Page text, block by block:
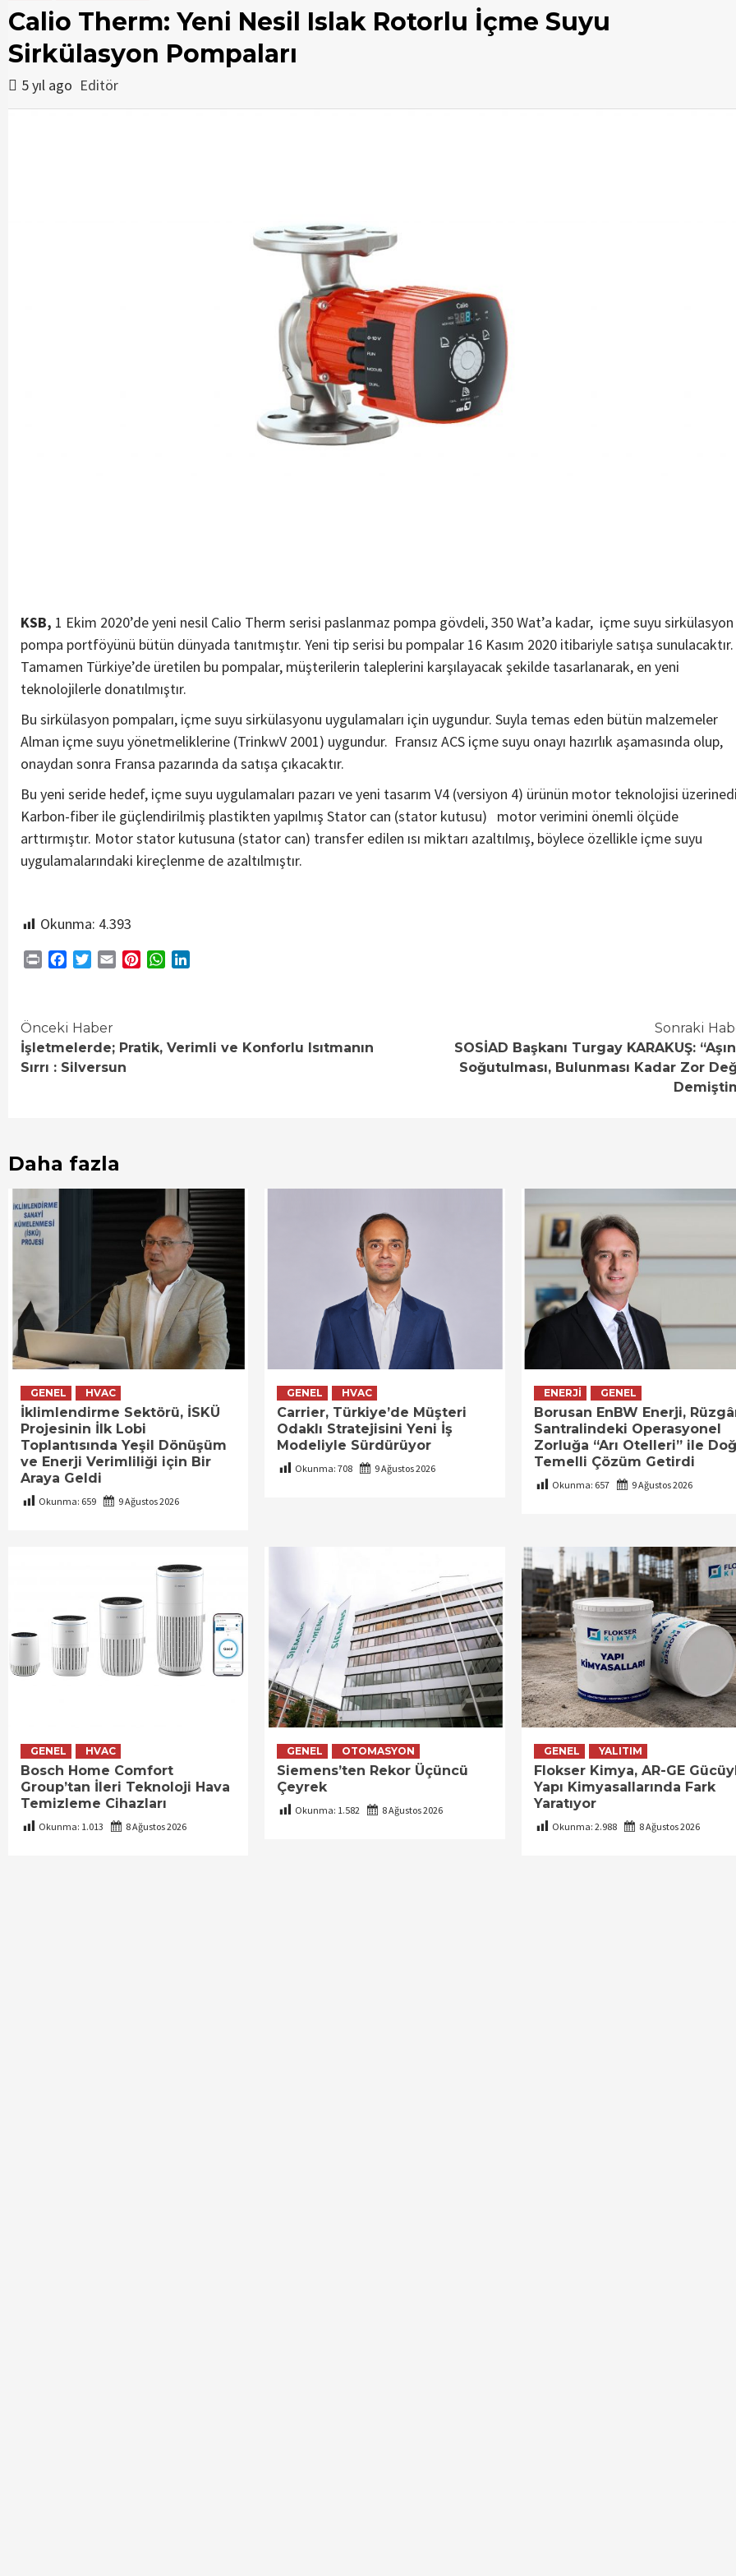
Calio Therm: Yeni Nesil Islak Rotorlu İçme Suyu
Sirkülasyon Pompaları
5 yıl ago Editör
KSB, 1 Ekim 2020’de yeni nesil Calio Therm serisi paslanmaz pompa gövdeli, 350 Wat’a kadar, içme suyu sirkülasyon
pompa portföyünü bütün dünyada tanıtmıştır. Yeni tip serisi bu pompalar 16 Kasım 2020 itibariyle satışa sunulacaktır.
Tamamen Türkiye’de üretilen bu pompalar, müşterilerin taleplerini karşılayacak şekilde tasarlanarak, en yeni
teknolojilerle donatılmıştır.
Bu sirkülasyon pompaları, içme suyu sirkülasyonu uygulamaları için uygundur. Suyla temas eden bütün malzemeler
Alman içme suyu yönetmeliklerine (TrinkwV 2001) uygundur. Fransız ACS içme suyu onayı hazırlık aşamasında olup,
onaydan sonra Fransa pazarında da satışa çıkacaktır.
Bu yeni seride hedef, içme suyu uygulamaları pazarı ve yeni tasarım V4 (versiyon 4) ürünün motor teknolojisi
Karbon-fiber ile güçlendirilmiş plastikten yapılmış Stator can (stator kutusu) motor verimini önemli ölçüde
arttırmıştır. Motor stator kutusuna (stator can) transfer edilen ısı miktarı azaltılmış, böylece özellikle içme suyu
uygulamalarındaki kireçlenme de azaltılmıştır.
Okunma: 4.393
Print FacebookTwitterEmail PinterestWhatsApp
Continue
Reading
Önceki Haber
İşletmelerde; Pratik, Verimli ve Konforlu Isıtmanın
Sırrı : Silversun
Sonraki
SOSİAD Başkanı Turgay KARAKUŞ:
Soğutulması, Bulunması Kadar Zor
Daha fazla
GENEL HVAC
İklimlendirme Sektörü, İSKÜ
Projesinin İlk Lobi
Toplantısında Yeşil Dönüşüm
ve Enerji Verimliliği için Bir
Araya Geldi
Okunma: 659 9 Ağustos 2026
GENEL HVAC
Carrier, Türkiye’de Müşteri
Odaklı Stratejisini Yeni İş
Modeliyle Sürdürüyor
Okunma:708 9 Ağustos 2026
ENERJI GENEL
Borusan EnBW Enerji,
Santralindeki Operasyonel
Zorluğa “Arı Otelleri” ile
Temelli Çözüm Getirdi
Okunma: 657 9 Ağustos 2026
GENEL HVAC
Bosch Home Comfort
Group’tan İleri Teknoloji Hava
Temizleme Cihazları
Okunma: 1.013 8 Ağustos 2026
GENEL OTOMASYON
Siemens’ten Rekor Üçüncü
Çeyrek
Okunma: 1.582 8 Ağustos 2026
GENEL YALITIM
Flokser Kimya, AR-GE
Yapı Kimyasallarında Fark
Yaratıyor
Okunma: 2.988 8 Ağustos 2026